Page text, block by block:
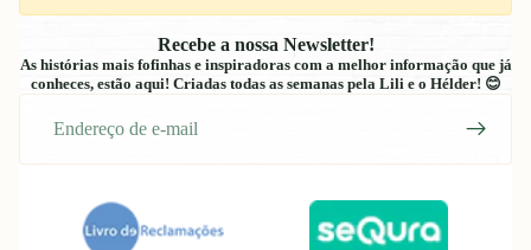
Recebe a nossa Newsletter!
As histórias mais fofinhas e inspiradoras com a melhor informação que já
conheces, estão aqui! Criadas todas as semanas pela Lili e o Hélder! 😊